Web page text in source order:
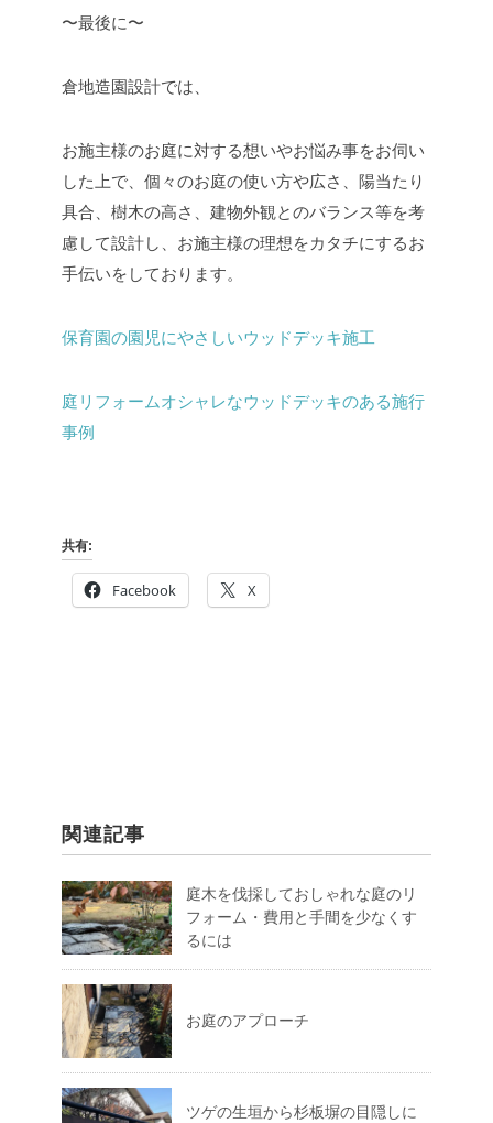
〜最後に〜
倉地造園設計では、
お施主様のお庭に対する想いやお悩み事をお伺い
した上で、個々のお庭の使い方や広さ、陽当たり
具合、樹木の高さ、建物外観とのバランス等を考
慮して設計し、お施主様の理想をカタチにするお
手伝いをしております。
保育園の園児にやさしいウッドデッキ施工
庭リフォームオシャレなウッドデッキのある施行
事例
共有:
Facebook X
関連記事
庭木を伐採しておしゃれな庭のリ
フォーム・費用と手間を少なくす
るには
お庭のアプローチ
ツゲの生垣から杉板塀の目隠しに